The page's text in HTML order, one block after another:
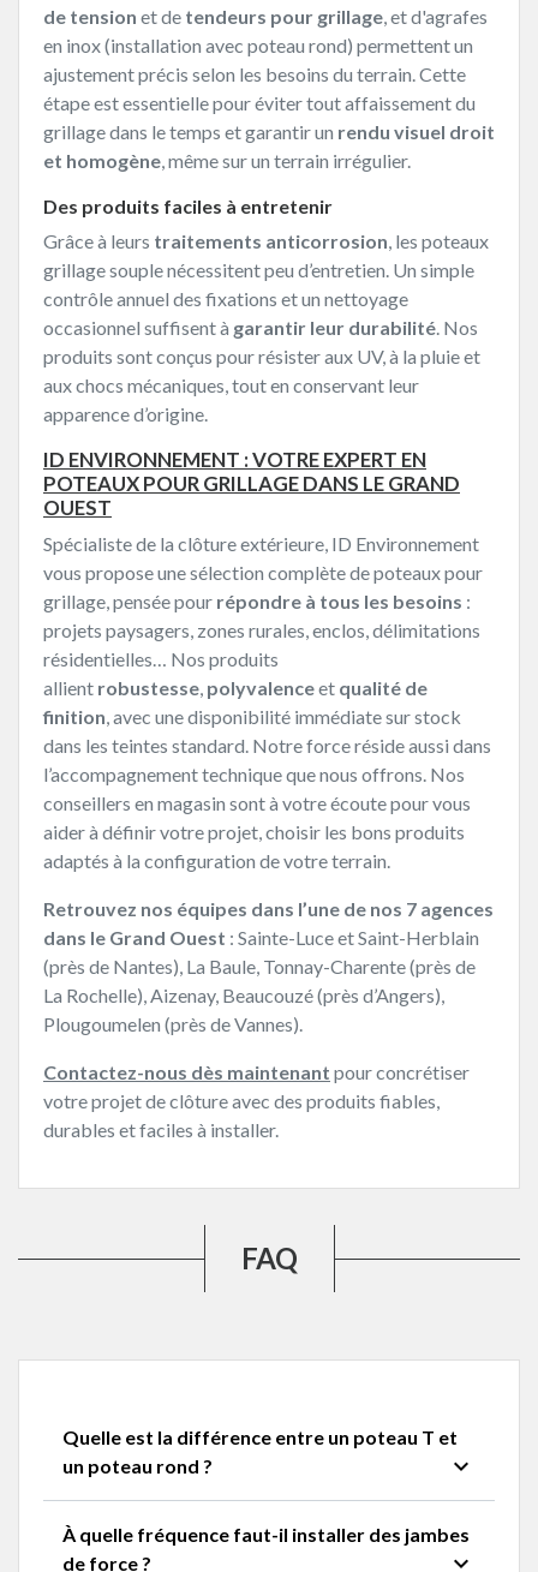
de tension et de tendeurs pour grillage, et d'agrafes
en inox (installation avec poteau rond) permettent un
ajustement précis selon les besoins du terrain. Cette
étape est essentielle pour éviter tout affaissement du
grillage dans le temps et garantir un rendu visuel droit
et homogène, même sur un terrain irrégulier.
Des produits faciles à entretenir
Grâce à leurs traitements anticorrosion, les poteaux
grillage souple nécessitent peu d’entretien. Un simple
contrôle annuel des fixations et un nettoyage
occasionnel suffisent à garantir leur durabilité. Nos
produits sont conçus pour résister aux UV, à la pluie et
aux chocs mécaniques, tout en conservant leur
apparence d’origine.
ID ENVIRONNEMENT : VOTRE EXPERT EN
POTEAUX POUR GRILLAGE DANS LE GRAND
OUEST
Spécialiste de la clôture extérieure, ID Environnement
vous propose une sélection complète de poteaux pour
grillage, pensée pour répondre à tous les besoins :
projets paysagers, zones rurales, enclos, délimitations
résidentielles… Nos produits
allient robustesse, polyvalenceet qualité de
finition, avec une disponibilité immédiate sur stock
dans les teintes standard. Notre force réside aussi dans
l’accompagnement technique que nous offrons. Nos
conseillers en magasin sont à votre écoute pour vous
aider à définir votre projet, choisir les bons produits
adaptés à la configuration de votre terrain.
Retrouvez nos équipes dans l’une de nos 7 agences
dans le Grand Ouest : Sainte-Luce et Saint-Herblain
(près de Nantes), La Baule, Tonnay-Charente (près de
La Rochelle), Aizenay, Beaucouzé (près d’Angers),
Plougoumelen (près de Vannes).
Contactez-nous dès maintenant pour concrétiser
votre projet de clôture avec des produits fiables,
durables et faciles à installer.
FAQ
Quelle est la différence entre un poteau T et
un poteau rond ?
expand_more
À quelle fréquence faut-il installer des jambes
de force ?
expand_more